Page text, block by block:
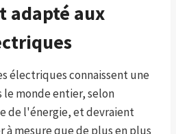
adapté aux
électriques connaissent une
le monde entier, selon
de l'énergie, et devraient
mesure que de plus en plus